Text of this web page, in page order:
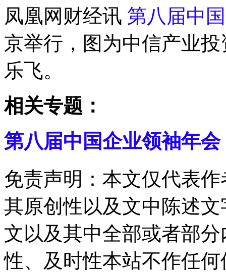
凤凰网财经讯 第八届中
京举行，图为中信产业
乐飞。
相关专题：
第八届中国企业领袖年会
免责声明：本文仅代表
其原创性以及文中陈述
文以及其中全部或者部
性、及时性本站不作任